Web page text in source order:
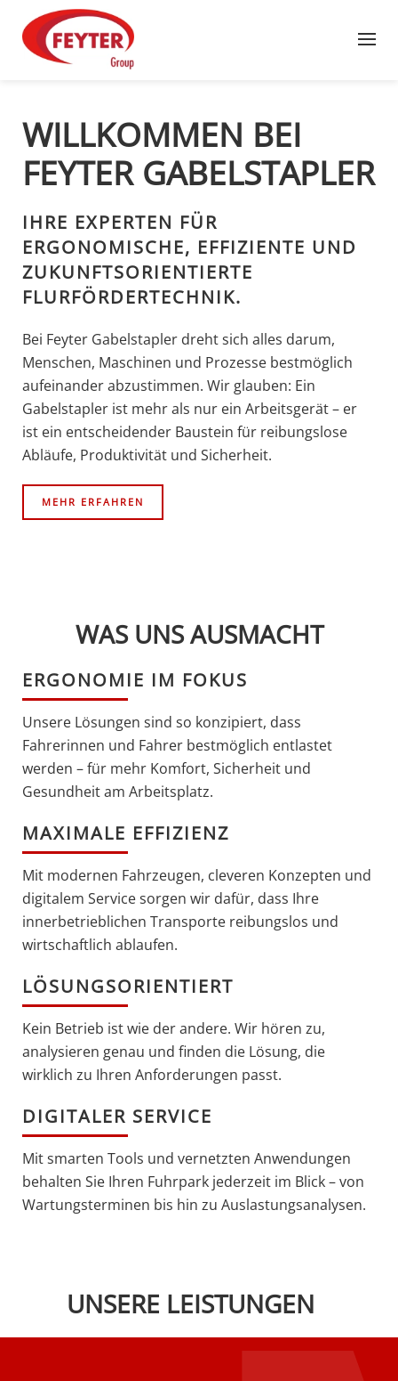
Zum Hauptinhalt springen
WILLKOMMEN BEI
FEYTER GABELSTAPLER
IHRE EXPERTEN FÜR
ERGONOMISCHE, EFFIZIENTE UND
ZUKUNFTSORIENTIERTE
FLURFÖRDERTECHNIK.
Bei Feyter Gabelstapler dreht sich alles darum,
Menschen, Maschinen und Prozesse bestmöglich
aufeinander abzustimmen. Wir glauben: Ein
Gabelstapler ist mehr als nur ein Arbeitsgerät – er
ist ein entscheidender Baustein für reibungslose
Abläufe, Produktivität und Sicherheit.
MEHR ERFAHREN
WAS UNS AUSMACHT
ERGONOMIE IM FOKUS
Unsere Lösungen sind so konzipiert, dass
Fahrerinnen und Fahrer bestmöglich entlastet
werden – für mehr Komfort, Sicherheit und
Gesundheit am Arbeitsplatz.
MAXIMALE EFFIZIENZ
Mit modernen Fahrzeugen, cleveren Konzepten und
digitalem Service sorgen wir dafür, dass Ihre
innerbetrieblichen Transporte reibungslos und
wirtschaftlich ablaufen.
LÖSUNGSORIENTIERT
Kein Betrieb ist wie der andere. Wir hören zu,
analysieren genau und finden die Lösung, die
wirklich zu Ihren Anforderungen passt.
DIGITALER SERVICE
Mit smarten Tools und vernetzten Anwendungen
behalten Sie Ihren Fuhrpark jederzeit im Blick – von
Wartungsterminen bis hin zu Auslastungsanalysen.
UNSERE LEISTUNGEN